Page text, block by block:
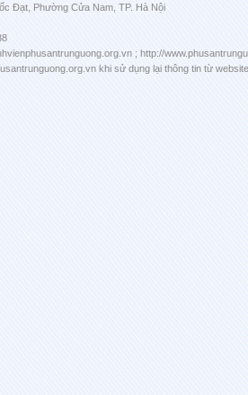
Đạt, Phường Cửa Nam, TP. Hà Nội
; http://
khi sử dụng lại thông tin từ